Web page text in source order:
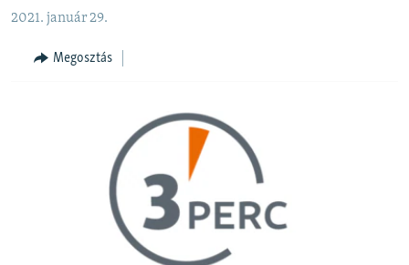
keresésre
SZABADON
TÁRSADALOM
A PÉNZ NYOMÁBAN
EURÓPAI UNIÓ
KLÍMAVÁLTOZÁS
A MÚLT TANULSÁGAI
2021. január 29.
Megosztás